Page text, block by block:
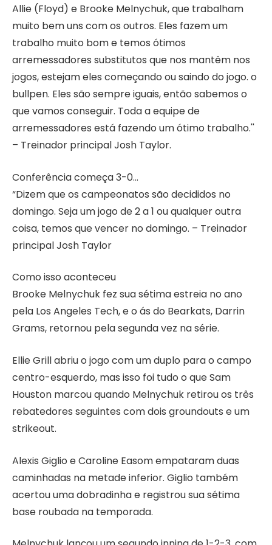
Allie (Floyd) e Brooke Melnychuk, que trabalham
muito bem uns com os outros. Eles fazem um
trabalho muito bom e temos ótimos
arremessadores substitutos que nos mantêm nos
jogos, estejam eles começando ou saindo do jogo. o
bullpen. Eles são sempre iguais, então sabemos o
que vamos conseguir. Toda a equipe de
arremessadores está fazendo um ótimo trabalho.''
– Treinador principal Josh Taylor.
Conferência começa 3-0…
“Dizem que os campeonatos são decididos no
domingo. Seja um jogo de 2 a 1 ou qualquer outra
coisa, temos que vencer no domingo. – Treinador
principal Josh Taylor
Como isso aconteceu
Brooke Melnychuk fez sua sétima estreia no ano
pela Los Angeles Tech, e o ás do Bearkats, Darrin
Grams, retornou pela segunda vez na série.
Ellie Grill abriu o jogo com um duplo para o campo
centro-esquerdo, mas isso foi tudo o que Sam
Houston marcou quando Melnychuk retirou os três
rebatedores seguintes com dois groundouts e um
strikeout.
Alexis Giglio e Caroline Easom empataram duas
caminhadas na metade inferior. Giglio também
acertou uma dobradinha e registrou sua sétima
base roubada na temporada.